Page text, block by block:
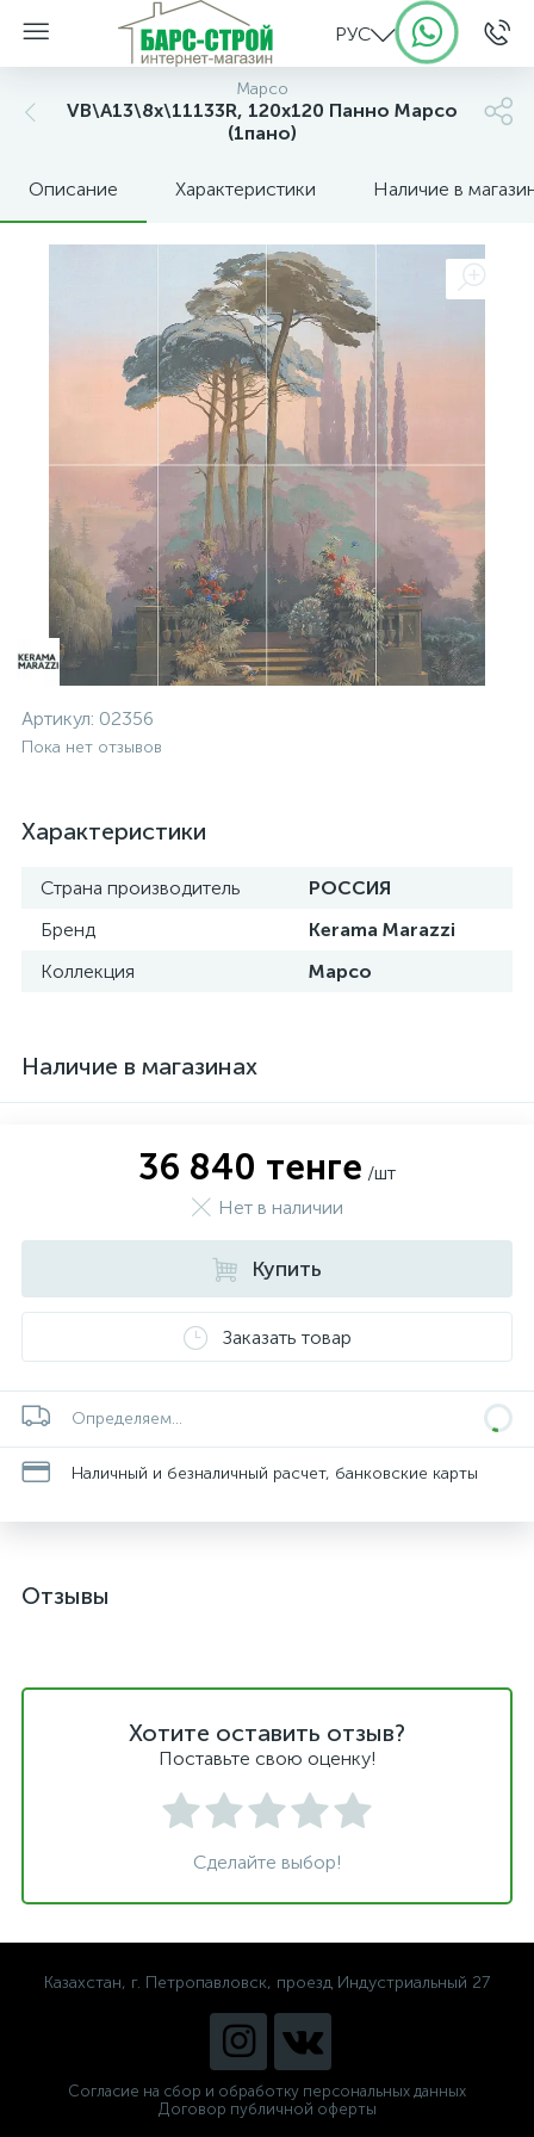
РУС
Марсо
VB\A13\8x\11133R, 120х120 Панно Марсо
(1пано)
Описание Характеристики Наличие в
Артикул: 02356
Пока нет отзывов
Характеристики
Страна производитель
РОССИЯ
Бренд
Kerama Marazzi
Коллекция
Марсо
Наличие в магазинах
36 840 тенге /шт
Нет в наличии
Купить
Заказать товар
Определяем...
Наличный и безналичный расчет, банковские карты
Отзывы
Хотите оставить отзыв?
Поставьте свою оценку!
Сделайте выбор!
Казахстан, г. Петропавловск, проезд Индустриальный 27
Согласие на сбор и обработку персональных данных
Договор публичной оферты